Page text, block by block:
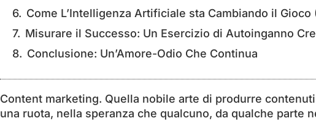
Come L’Intelligenza Artificiale sta Cambiando il
Misurare il Successo: Un Esercizio di Autoinganno
Conclusione: Un’Amore-Odio Che Continua
Content marketing. Quella nobile arte di produrre
una ruota, nella speranza che qualcuno, da qualche parte